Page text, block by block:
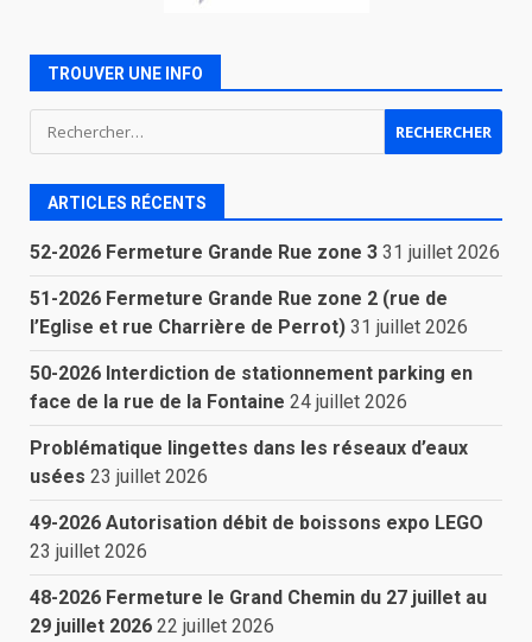
TROUVER UNE INFO
Rechercher :
ARTICLES RÉCENTS
52-2026 Fermeture Grande Rue zone 3 31 juillet 2026
51-2026 Fermeture Grande Rue zone 2 (rue de
l’Eglise et rue Charrière de Perrot) 31 juillet 2026
50-2026 Interdiction de stationnement parking en
face de la rue de la Fontaine 24 juillet 2026
Problématique lingettes dans les réseaux d’eaux
usées 23 juillet 2026
49-2026 Autorisation débit de boissons expo LEGO
23 juillet 2026
48-2026 Fermeture le Grand Chemin du 27 juillet au
29 juillet 2026 22 juillet 2026